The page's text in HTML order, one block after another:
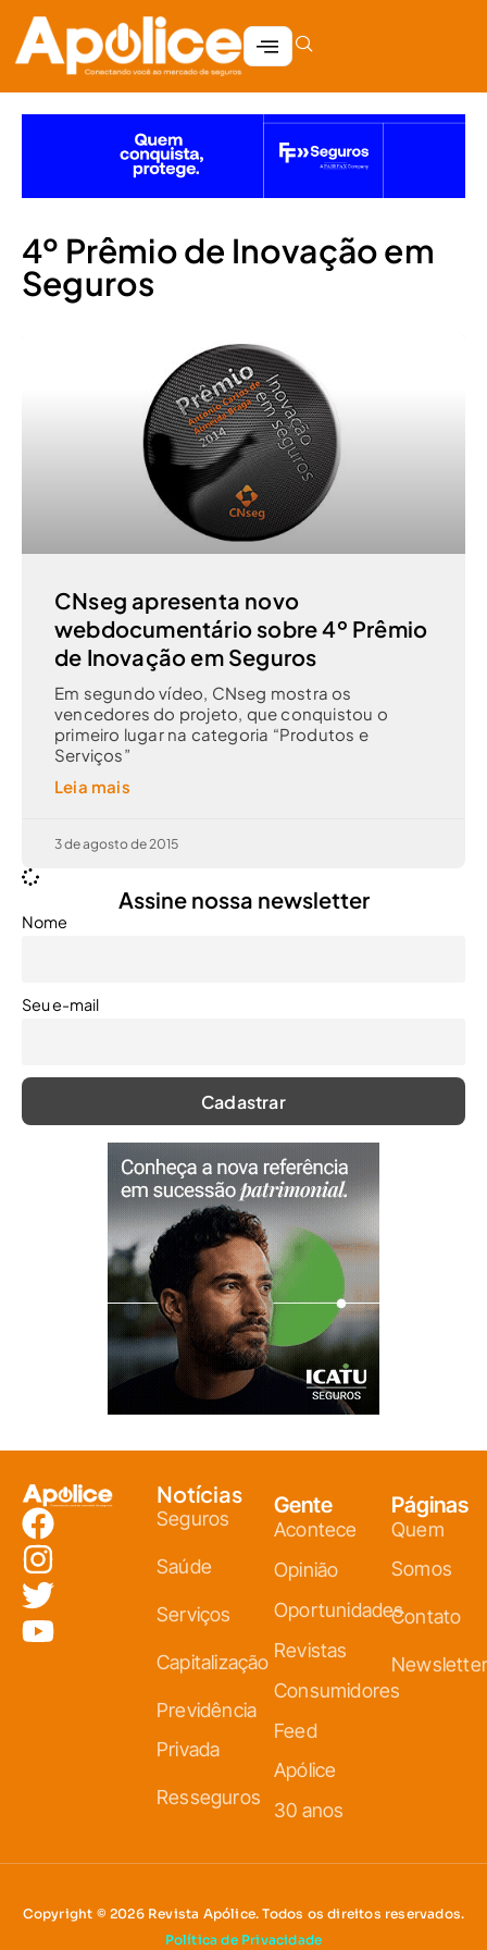
4º Prêmio de Inovação em
Seguros
CNseg apresenta novo
webdocumentário sobre 4º Prêmio
de Inovação em Seguros
Em segundo vídeo, CNseg mostra os
vencedores do projeto, que conquistou o
primeiro lugar na categoria “Produtos e
Serviços”
Leia mais
3 de agosto de 2015
Assine nossa newsletter
Nome
Seu e-mail
Notícias
Seguros
Saúde
Serviços
Capitalização
Previdência
Privada
Resseguros
Gente
Acontece
Opinião
Oportunidades
Revistas
Consumidores
Feed
Apólice
30 anos
Páginas
Quem
Somos
Contato
Newsletter
Copyright © 2026 Revista Apólice. Todos os direitos reservados.
Política de Privacidade